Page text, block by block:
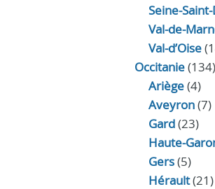
Seine-
Val-de-
Val-d’Oise
Occitanie(134)
Ariège(4)
Aveyron(7)
Gard(23)
Haute-
Gers(5)
Hérault(21)